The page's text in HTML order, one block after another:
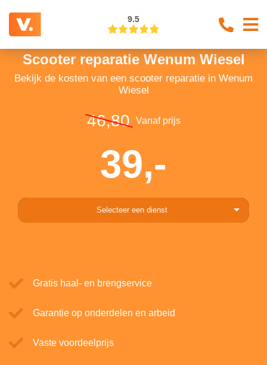
9.5
Scooter reparatie Wenum Wiesel
Bekijk de kosten van een scooter reparatie in Wenum
Wiesel
46,80 Vanaf prijs
39,-
Selecteer een dienst
Gratis haal- en brengservice
Garantie op onderdelen en arbeid
Vaste voordeelprijs